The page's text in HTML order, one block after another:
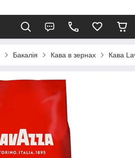
Бакалія Кава в зернах Кава